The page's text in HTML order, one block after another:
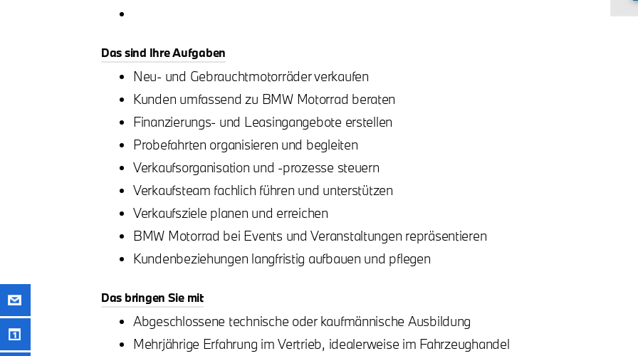
Das sind Ihre Aufgaben
Neu- und Gebrauchtmotorräder verkaufen
Kunden umfassend zu BMW Motorrad beraten
Finanzierungs- und Leasingangebote erstellen
Probefahrten organisieren und begleiten
Verkaufsorganisation und -prozesse steuern
Verkaufsteam fachlich führen und unterstützen
Verkaufsziele planen und erreichen
BMW Motorrad bei Events und Veranstaltungen repräsentieren
Kundenbeziehungen langfristig aufbauen und pflegen
Das bringen Sie mit
Abgeschlossene technische oder kaufmännische Ausbildung
Mehrjährige Erfahrung im Vertrieb, idealerweise im Fahrzeughandel